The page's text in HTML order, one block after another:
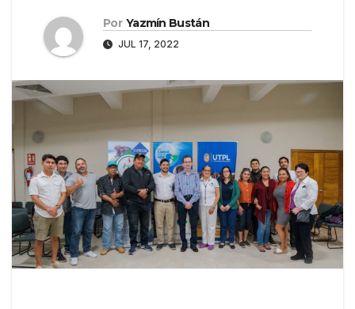
Por Yazmín Bustán
JUL 17, 2022